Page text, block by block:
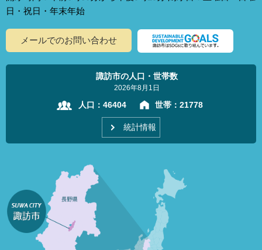
日・祝日・年末年始
メールでのお問い合わせ
諏訪市の人口・世帯数
2026年8月1日
人口： 46404 世帯： 21778
統計情報